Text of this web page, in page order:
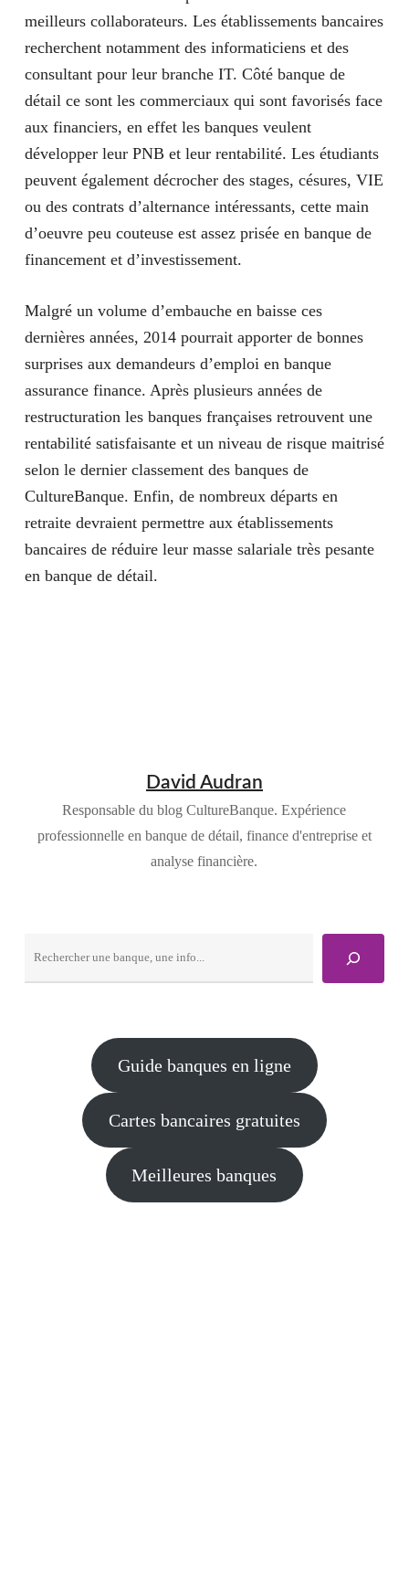
meilleurs collaborateurs. Les établissements bancaires
recherchent notamment des informaticiens et des
consultantpour leur branche IT. Côté banque de
détail ce sont les commerciauxqui sont favorisés face
aux financiers, en effet les banques veulent
développer leur PNB et leur rentabilité. Les étudiants
peuvent également décrocher des stages, césures, VIE
ou des contrats d’alternance intéressants, cette main
d’oeuvre peu couteuse est assez prisée en banque de
financement et d’investissement.
Malgré un volume d’embauche en baisse ces
dernières années, 2014 pourrait apporter de bonnes
surprises aux demandeurs d’emploi en banque
assurance finance. Après plusieurs années de
restructuration les banques françaises retrouvent une
rentabilité satisfaisante et un niveau de risque maitrisé
selon le dernier classement des banques de
CultureBanque. Enfin, de nombreux départs en
retraite devraient permettre aux établissements
bancaires de réduire leur masse salariale très pesante
en banque de détail.
David Audran
Responsable du blog CultureBanque. Expérience
professionnelle en banque de détail, finance d'entreprise et
analyse financière.
Guide banques en ligne
Cartes bancaires gratuites
Meilleures banques